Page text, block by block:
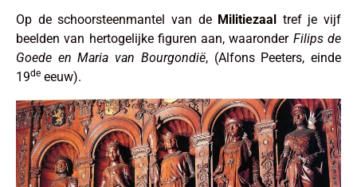
Op de schoorsteenmantel van de Militiezaal
tref je vijf
beelden van hertogelijke figuren aan, waaronder Filips de
Goede en Maria van Bourgondië, (Alfons Peeters, einde
19de eeuw).